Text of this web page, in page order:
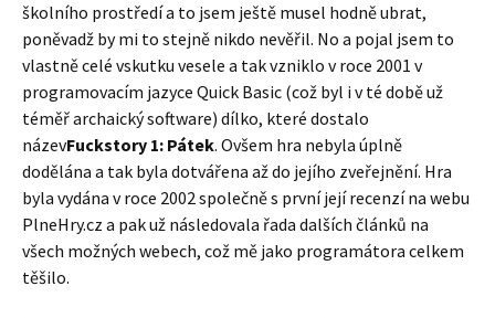
školního prostředí a to jsem ještě musel hodně ubrat,
poněvadž by mi to stejně nikdo nevěřil. No a pojal jsem to
vlastně celé vskutku vesele a tak vzniklo v roce 2001 v
programovacím jazyce Quick Basic (což byl i v té době už
téměř archaický software) dílko, které dostalo
názevFuckstory 1: Pátek. Ovšem hra nebyla úplně
dodělána a tak byla dotvářena až do jejího zveřejnění. Hra
byla vydána v roce 2002 společně s první její recenzí na webu
PlneHry.cz a pak už následovala řada dalších článků na
všech možných webech, což mě jako programátora celkem
těšilo.